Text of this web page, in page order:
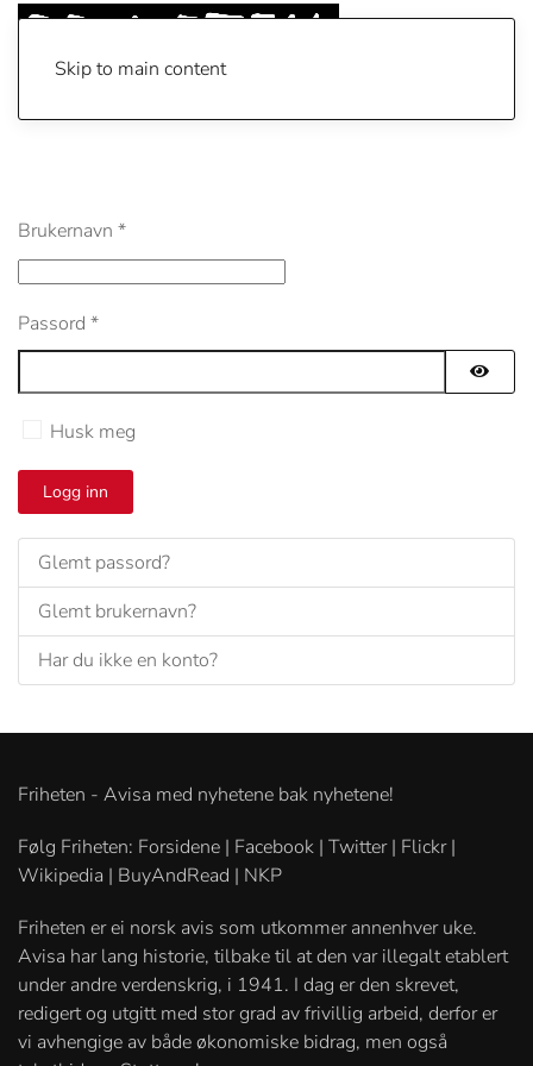
Skip to main content
Brukernavn *
Passord *
Husk meg
Logg inn
Glemt passord?
Glemt brukernavn?
Har du ikke en konto?
Friheten - Avisa med nyhetene bak nyhetene!
Følg Friheten: Forsidene | Facebook | Twitter | Flickr |
Wikipedia | BuyAndRead | NKP
Friheten er ei norsk avis som utkommer annenhver uke.
Avisa har lang historie, tilbake til at den var illegalt etablert
under andre verdenskrig, i 1941. I dag er den skrevet,
redigert og utgitt med stor grad av frivillig arbeid, derfor er
vi avhengige av både økonomiske bidrag, men også